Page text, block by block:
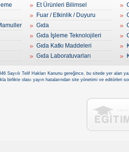
Et Ürünleri Bilimsel
Fuar / Etkinlik / Duyuru
Gıda
Gıda İşleme Teknolojileri
Gıda Katkı Maddeleri
Gıda Laboratuvarları
Sayıılı Telif Hakları Kanunu gereğince, bu sitede yer alan
birlikte olası yayın hatalarından site yönetimi ve editörleri